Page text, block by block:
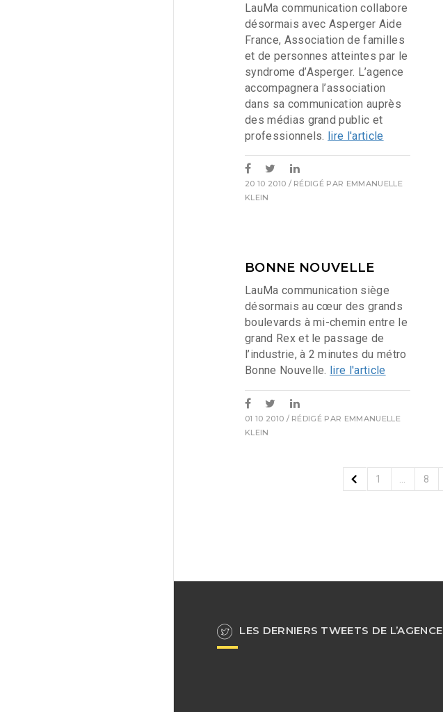
LauMa communication collabore
désormais avec Asperger Aide
France, Association de familles
et de personnes atteintes par le
syndrome d’Asperger. L’agence
accompagnera l’association
dans sa communication auprès
des médias grand public et
professionnels. lire l'article
20 10 2010 / RÉDIGÉ PAR EMMANUELLE
KLEIN
BONNE NOUVELLE
LauMa communication siège
désormais au cœur des grands
boulevards à mi-chemin entre le
grand Rex et le passage de
l’industrie, à 2 minutes du métro
Bonne Nouvelle. lire l'article
01 10 2010 / RÉDIGÉ PAR EMMANUELLE
KLEIN
1 8
LES DERNIERS TWEETS DE L’AGENCE